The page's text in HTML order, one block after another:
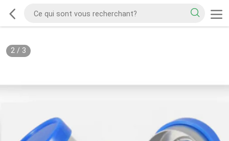
2/ 3